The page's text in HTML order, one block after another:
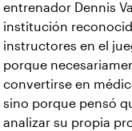
entrenador Dennis
institución
instructores en el
porque
convertirse en
sino porque pensó
analizar su propia